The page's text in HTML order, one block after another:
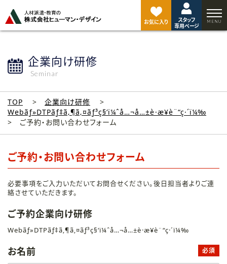
お気に入り
スタッフ
専用ページ
企業向け研修
Seminar
TOP
企業向け研修
Webãƒ»DTPãƒ‡ã‚¶ã‚¤ãƒ³ç§‘ï¼ˆå…¬å…±è·æ¥­è¨“ç·´ï¼‰
ご予約・お問い合わせフォーム
ご予約・お問い合わせフォーム
必要事項をご入力いただいてお問合せください。後日担当者よりご連
絡させていただきます。
ご予約企業向け研修
Webãƒ»DTPãƒ‡ã‚¶ã‚¤ãƒ³ç§‘ï¼ˆå…¬å…±è·æ¥­è¨“ç·´ï¼‰
お名前 必須
ジ
ト